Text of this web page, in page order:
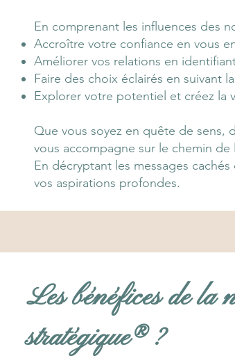
En comprenant les influences des
Accroître votre confiance en vous
Améliorer vos relations en
Faire des choix éclairés en suivant
Explorer votre potentiel et créez la
Que vous soyez en quête de
vous accompagne sur le chemin
En décryptant les messages
vos aspirations profondes.
Les bénéfices de la
stratégique® ?